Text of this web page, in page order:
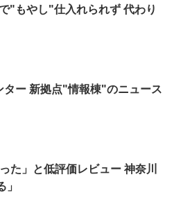
"もやし"仕入れられず 代わり
ー 新拠点"情報棟"のニュース
た」と低評価レビュー 神奈川